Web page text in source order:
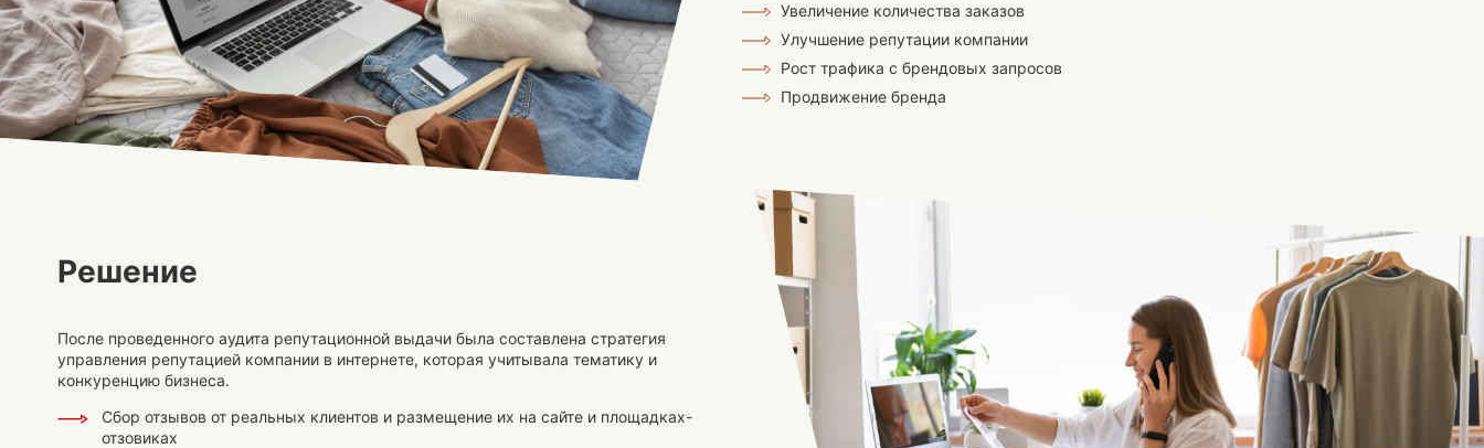
Увеличение количества заказов
Улучшение репутации компании
Рост трафика с брендовых запросов
Продвижение бренда
Решение
После проведенного аудита репутационной выдачи была составлена стратегия
управления репутацией компании в интернете, которая учитывала тематику и
конкуренцию бизнеса.
Сбор отзывов от реальных клиентов и размещение их на сайте и площадках-
отзовиках